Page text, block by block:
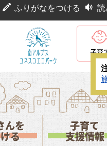
ふりがなをつける 読
子育
んを
る
子育て
支援情報